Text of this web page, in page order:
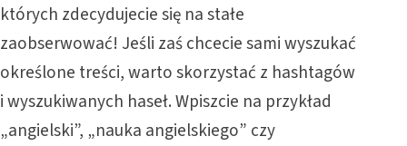
których zdecydujecie się na stałe
zaobserwować! Jeśli zaś chcecie sami wyszukać
określone treści, warto skorzystać z hashtagów
i wyszukiwanych haseł. Wpiszcie na przykład
„angielski”, „nauka angielskiego” czy